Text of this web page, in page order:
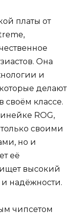
платы от
Она
и
делают
классе.
ROG,
своими
но и
её
ищет высокий
надёжности.
чипсетом